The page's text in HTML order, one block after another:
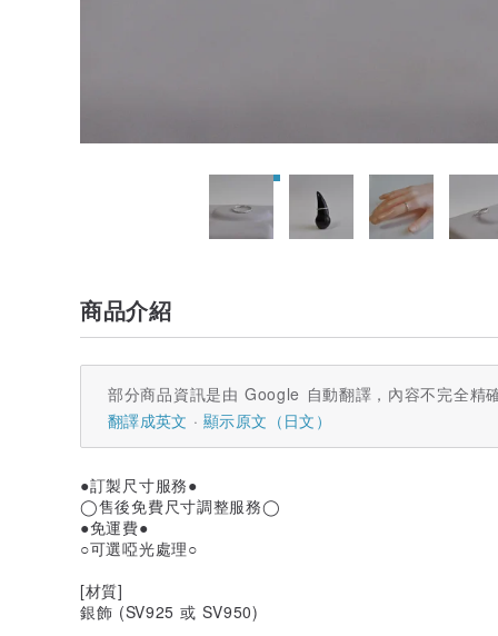
商品介紹
部分商品資訊是由 Google 自動翻譯，內容不完全精
翻譯成英文
顯示原文（日文）
●訂製尺寸服務●
◯售後免費尺寸調整服務◯
●免運費●
○可選啞光處理○
[材質]
銀飾 (SV925 或 SV950)